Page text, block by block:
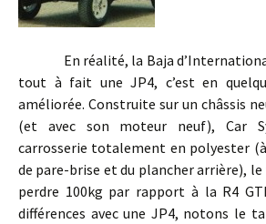
En réalité, la Baja d’International
tout à fait une JP4, c’est en
améliorée. Construite sur un châssis
(et avec son moteur neuf), Car
carrosserie totalement en polyester
de pare-brise et du plancher arrière),
perdre 100kg par rapport à la R4
différences avec une JP4, notons le